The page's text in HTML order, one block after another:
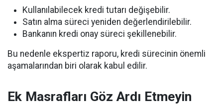
Kullanılabilecek kredi tutarı değişebilir.
Satın alma süreci yeniden değerlendirilebilir.
Bankanın kredi onay süreci şekillenebilir.
Bu nedenle ekspertiz raporu, kredi sürecinin önemli
aşamalarından biri olarak kabul edilir.
Ek Masrafları Göz Ardı Etmeyin